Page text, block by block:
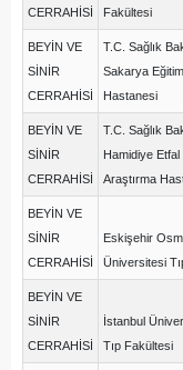
CERRAHİSİ
Fakültesi
BEYİN VE
SİNİR
CERRAHİSİ
T.C. Sağlık
Sakarya
Hastanesi
BEYİN VE
SİNİR
CERRAHİSİ
T.C. Sağlık
Hamidiye Etfal
Araştırma
BEYİN VE
SİNİR
CERRAHİSİ
Eskişehir
Üniversitesi
BEYİN VE
SİNİR
CERRAHİSİ
İstanbul
Tıp Fakültesi